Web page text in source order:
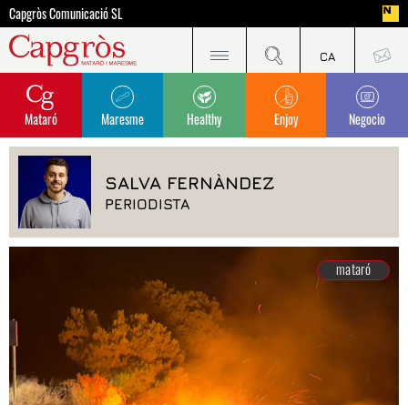
Capgròs Comunicació SL
Mataró Maresme Healthy Enjoy Negocio
SALVA FERNÀNDEZ
PERIODISTA
mataró